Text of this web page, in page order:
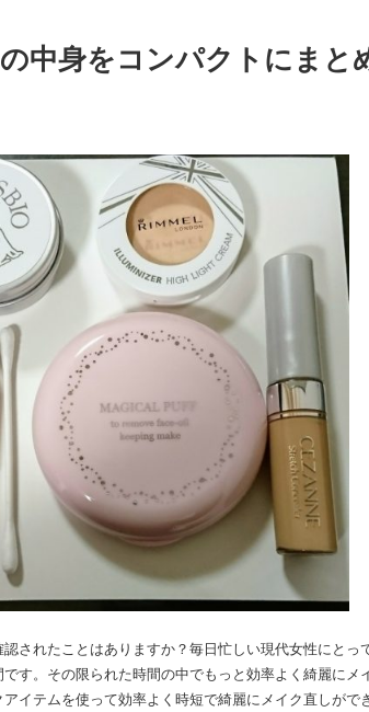
中身をコンパクトにまと
されたことはありますか？毎日忙しい現代女性にとっ
す。その限られた時間の中でもっと効率よく綺麗にメ
イテムを使って効率よく時短で綺麗にメイク直しがで